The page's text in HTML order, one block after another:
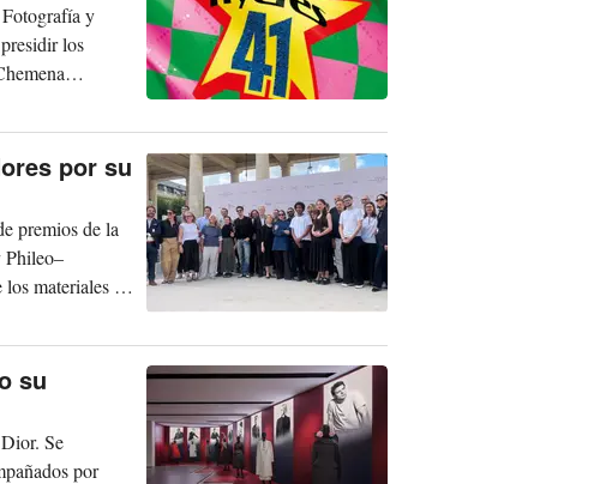
y
los
por su
premios de la
materiales y
su
Se
por